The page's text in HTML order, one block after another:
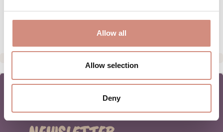
Allow all
Allow selection
Deny
HERSTELLERANGABEN